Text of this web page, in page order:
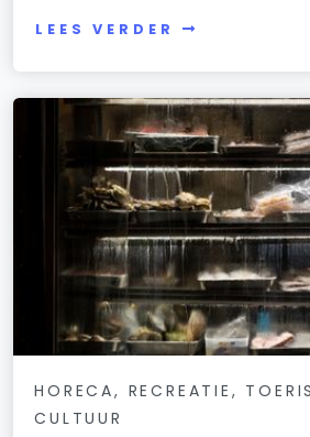
LEES VERDER
HORECA, RECREATIE,
CULTUUR